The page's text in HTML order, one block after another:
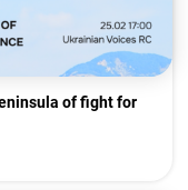
of fight for